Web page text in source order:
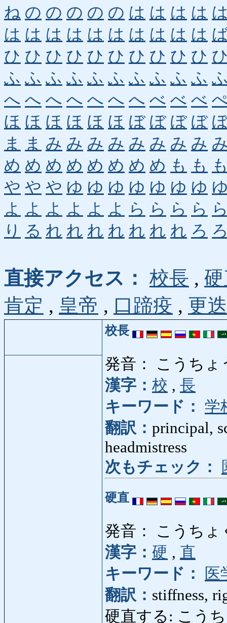
ね の の の の の は は は は
は は は は は は は は は は
ひ ひ ひ ひ ひ ひ ひ ひ ひ ひ
ふ ふ ふ ふ ふ ふ ふ ふ ふ ふ
へ へ へ へ へ へ へ べ べ べ
ほ ほ ほ ほ ほ ほ ぼ ぼ ぼ ぼ
ま
ま み み み み み み み み
め め め め め め め め も も
や や や ゆ ゆ ゆ ゆ ゆ ゆ ゆ
よ よ よ よ よ よ ら ら ら ら
り る れ れ れ れ れ れ れ ろ
直接アクセス： 校長 ,
肯定 , 皇帝 , 口蹄疫 , 更迭
校長
発音： こうちょ
漢字： 校 , 長
キーワード：
学
翻訳： principal,
headmistress
次もチェック：
硬直
発音： こうちょ
漢字： 硬 , 直
キーワード：
医
翻訳： stiffness,
硬直する: こう